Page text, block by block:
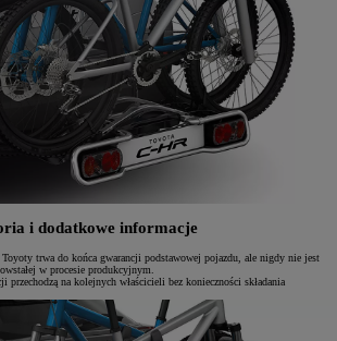
i dodatkowe informacje
Toyoty trwa do końca gwarancji podstawowej pojazdu, ale nigdy nie jest
w procesie produkcyjnym.
przechodzą na kolejnych właścicieli bez konieczności składania